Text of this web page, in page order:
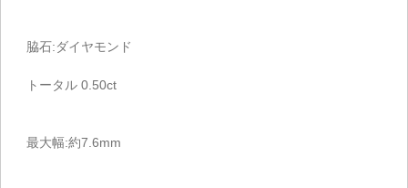
脇石:ダイヤモンド
トータル 0.50ct
最大幅:約7.6mm